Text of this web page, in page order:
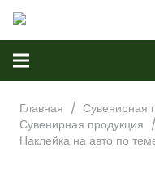
Главная / Сувенирная
Сувенирная продукция /
Наклейка на авто по